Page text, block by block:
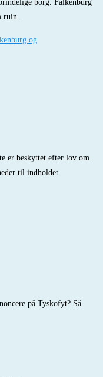
borg. Falkenburg
ruin.
og
er beskyttet efter lov om
til indholdet.
på Tyskofyt? Så